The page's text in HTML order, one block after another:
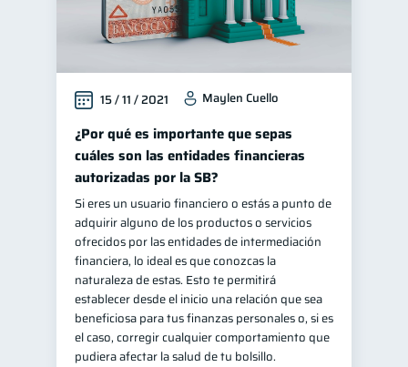
15 / 11 / 2021 Maylen Cuello
¿Por qué es importante que sepas
cuáles son las entidades financieras
autorizadas por la SB?
Si eres un usuario financiero o estás a punto de
adquirir alguno de los productos o servicios
ofrecidos por las entidades de intermediación
financiera, lo ideal es que conozcas la
naturaleza de estas. Esto te permitirá
establecer desde el inicio una relación que sea
beneficiosa para tus finanzas personales o, si es
el caso, corregir cualquier comportamiento que
pudiera afectar la salud de tu bolsillo.